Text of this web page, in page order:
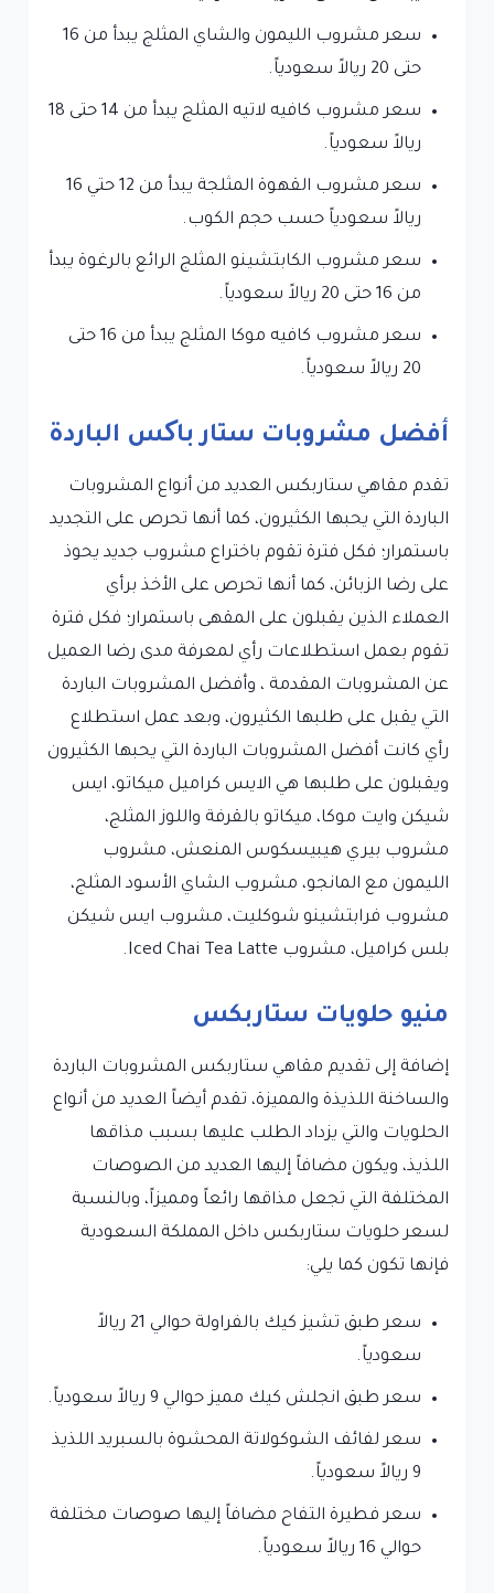
سعر مشروب الليمون والشاي المثلج يبدأ من 16
حتى 20 ريالاً سعودياً.
سعر مشروب كافيه لاتيه المثلج يبدأ من 14 حتى 18
ريالاً سعودياً.
سعر مشروب القهوة المثلجة يبدأ من 12 حتي 16
ريالاً سعودياً حسب حجم الكوب.
سعر مشروب الكابتشينو المثلج الرائع بالرغوة يبدأ
من 16 حتى 20 ريالاً سعودياً.
سعر مشروب كافيه موكا المثلج يبدأ من 16 حتى
20 ريالاً سعودياً.
أفضل مشروبات ستار باکس الباردة
تقدم مقاهي ستاربكس العديد من أنواع المشروبات
الباردة التي يحبها الكثيرون، كما أنها تحرص على التجديد
باستمرار؛ فكل فترة تقوم باختراع مشروب جديد يحوذ
على رضا الزبائن، كما أنها تحرص على الأخذ برأي
العملاء الذين يقبلون على المقهى باستمرار؛ فكل فترة
تقوم بعمل استطلاعات رأي لمعرفة مدى رضا العميل
عن المشروبات المقدمة ، وأفضل المشروبات الباردة
التي يقبل على طلبها الكثيرون، وبعد عمل استطلاع
رأي كانت أفضل المشروبات الباردة التي يحبها الكثيرون
ويقبلون على طلبها هي الايس كراميل ميكاتو، ايس
شيكن وايت موكا، ميكاتو بالقرفة واللوز المثلج،
مشروب بيري هيبيسكوس المنعش، مشروب
الليمون مع المانجو، مشروب الشاي الأسود المثلج،
مشروب فرابتشينو شوكليت، مشروب ايس شيكن
بلس كراميل، مشروب Iced Chai Tea Latte.
منيو حلويات ستاربكس
إضافة إلى تقديم مقاهي ستاربكس المشروبات الباردة
والساخنة اللذيذة والمميزة، تقدم أيضاً العديد من أنواع
الحلويات والتي يزداد الطلب عليها بسبب مذاقها
اللذيذ، ويكون مضافاً إليها العديد من الصوصات
المختلفة التي تجعل مذاقها رائعاً ومميزاً، وبالنسبة
لسعر حلويات ستاربكس داخل المملكة السعودية
فإنها تكون كما يلي:
سعر طبق تشيز كيك بالفراولة حوالي 21 ريالاً
سعودياً.
سعر طبق انجلش كيك مميز حوالي 9 ريالاً سعودياً.
سعر لفائف الشوكولاتة المحشوة بالسبريد اللذيذ
9 ريالاً سعودياً.
سعر فطيرة التفاح مضافاً إليها صوصات مختلفة
حوالي 16 ريالاً سعودياً.